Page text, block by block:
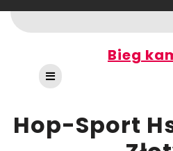
to
content
Bieg
Open
Button
Hop-Sport